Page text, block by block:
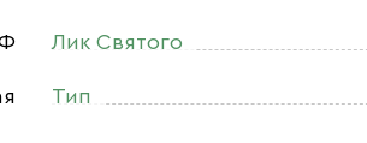
Лик Святого
Тип